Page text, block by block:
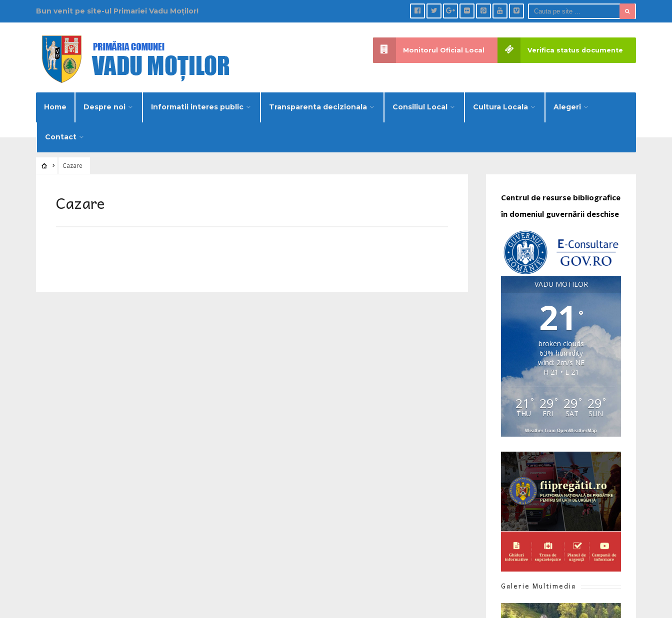
Bun venit pe site-ul Primariei Vadu Moților!
Home Despre noi Informatii interes public Transparenta decizionala Consiliul Local Cultura Locala Alegeri
Contact
Monitorul Oficial Local Verifica status documente
Cazare
Cazare
Centrul de resurse bibliografice
în domeniul guvernării deschise
VADU MOTILOR
21°
broken clouds
63% humidity
wind: 2m/s NE
H 21 • L 21
21 °
THU
29 °
FRI
29 °
SAT
29 °
SUN
Weather from OpenWeatherMap
Galerie Multimedia